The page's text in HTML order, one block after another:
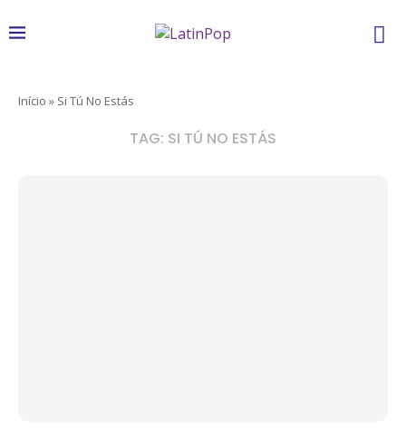
Início » Si Tú No Estás
TAG: SI TÚ NO ESTÁS